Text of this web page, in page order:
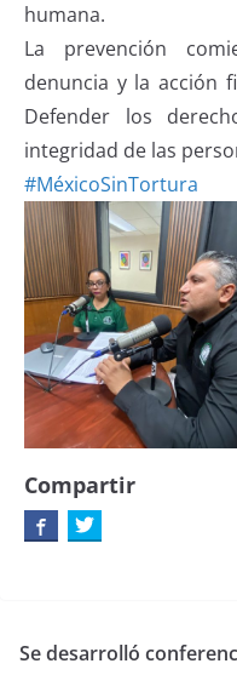
humana.
La prevención
denuncia y la acción
Defender los
integridad de las
#MéxicoSinTortura
Compartir
Se desarrolló